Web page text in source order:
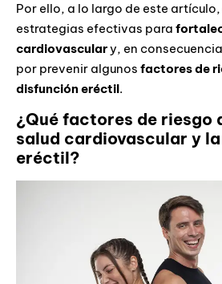
Por ello, a lo largo de este
estrategias efectivas para
cardiovasculary, en
por prevenir algunos factores de
disfunción eréctil.
¿Qué factores de riesgo
salud cardiovascular y
eréctil?